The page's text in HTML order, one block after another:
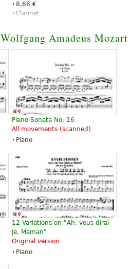
8,66 €
Clarinet
Wolfgang Amadeus Mozart
Piano Sonata No. 16
All movements (scanned)
Piano
12 Variations on "Ah, vous dirai-
je, Maman"
Original version
Piano